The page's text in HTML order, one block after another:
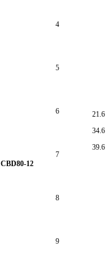
CBD80-12
21.6
34.6
39.6
4
5
6
7
8
9